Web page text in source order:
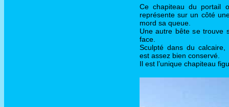
Ce chapiteau du portail
représente sur un côté
mord sa queue.
Une autre bête se trouve
face.
Sculpté dans du calcaire,
est assez bien conservé.
Il est l’unique chapiteau